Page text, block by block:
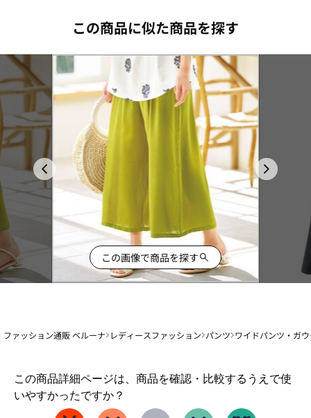
この商品に似た商品を探す
この画像で商品を探す
ファッション通販 ベルーナ レディースファッション パンツ ワイドパンツ・ガ
この商品詳細ページは、商品を確認・比較するうえで使
いやすかったですか？
1
か